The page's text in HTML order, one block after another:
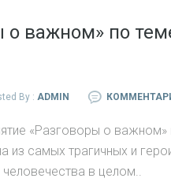
о важном» по
By : ADMIN
«Разговоры о
из самых трагичных и
в целом..